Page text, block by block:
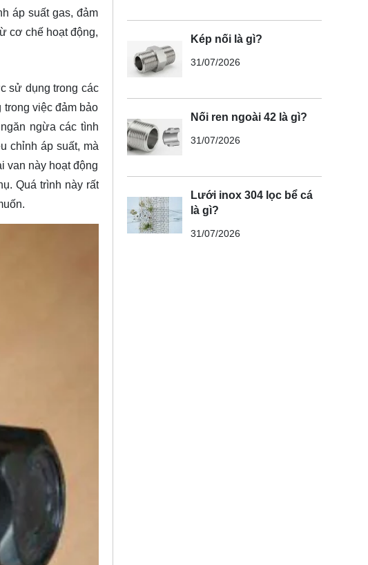
áp suất gas, đảm
cơ chế hoạt động,
sử dụng trong các
việc đảm bảo
ngừa các tình
chỉnh áp suất, mà
van này hoạt động
Quá trình này rất
Kép nối là gì?
31/07/2026
Nối ren ngoài 42 là gì?
31/07/2026
Lưới inox 304 lọc bể cá
là gì?
31/07/2026